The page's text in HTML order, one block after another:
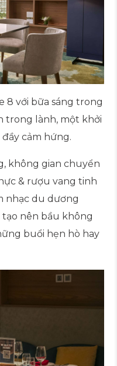
8 với bữa sáng trong
trong lành, một khởi
cảm hứng.
không gian chuyển
& rượu vang tinh
nhạc du dương
nên bầu không
buổi hẹn hò hay